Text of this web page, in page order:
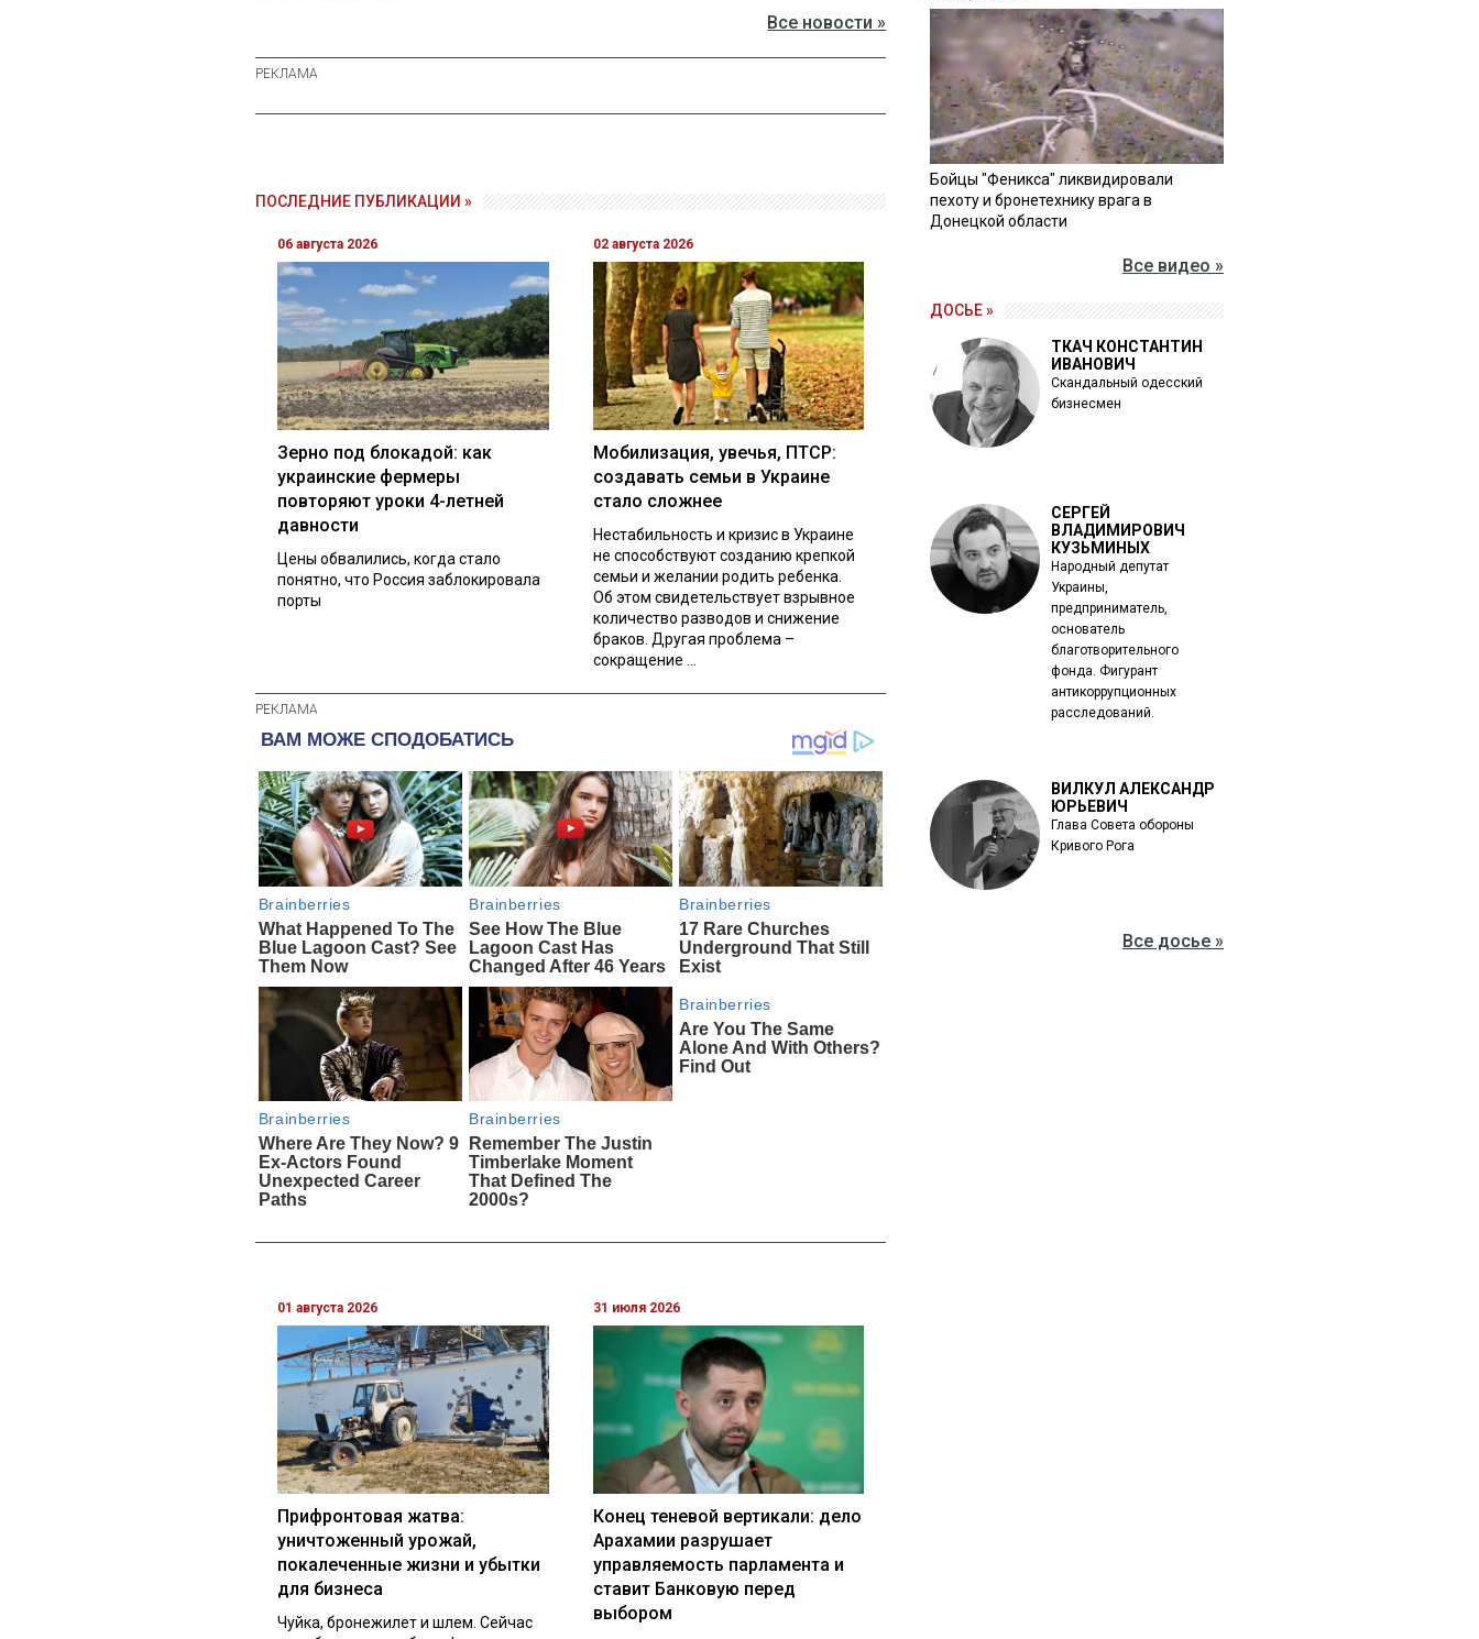
Все новости »
ПОСЛЕДНИЕ ПУБЛИКАЦИИ »
06 августа 2026
Зерно под блокадой: как
украинские фермеры
повторяют уроки 4-летней
давности
Цены обвалились, когда стало
понятно, что Россия заблокировала
порты
02 августа 2026
Мобилизация, увечья, ПТСР:
создавать семьи в Украине
стало сложнее
Нестабильность и кризис в Украине
не способствуют созданию крепкой
семьи и желании родить ребенка.
Об этом свидетельствует взрывное
количество разводов и снижение
браков. Другая проблема –
сокращение ...
01 августа 2026
Прифронтовая жатва:
уничтоженный урожай,
покалеченные жизни и убытки
для бизнеса
Чуйка, бронежилет и шлем. Сейчас
31 июля 2026
Конец теневой вертикали: дело
Арахамии разрушает
управляемость парламента и
ставит Банковую перед
выбором
Бойцы "Феникса" ликвидировали
пехоту и бронетехнику врага в
Донецкой области
Все видео »
ДОСЬЕ »
ТКАЧ КОНСТАНТИН
ИВАНОВИЧ
Скандальный одесский
бизнесмен
СЕРГЕЙ
ВЛАДИМИРОВИЧ
КУЗЬМИНЫХ
Народный депутат
Украины,
предприниматель,
основатель
благотворительного
фонда. Фигурант
антикоррупционных
расследований.
ВИЛКУЛ АЛЕКСАНДР
ЮРЬЕВИЧ
Глава Совета обороны
Кривого Рога
Все досье »